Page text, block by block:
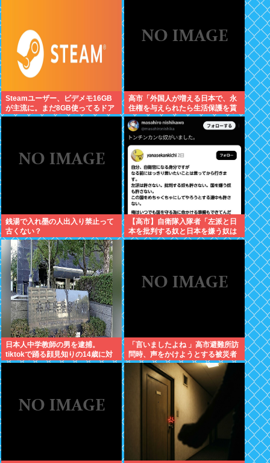
Steamユーザー、ビデメモ16GB
が主流に。まだ8GB使ってるドア
ホの嫌儲民は反省文書いてね。
高市「外国人が増える日本で、永
住権を与えられたら生活保護を貰
うなんて人が増えては困る。日本
人以上の水準の人のみ許可しま
す」
銭湯で入れ墨の人出入り禁止って
古くない？
【高市】自衛隊入隊者「左派と日
本を批判する奴と日本を嫌う奴は
許さない。俺はいつでも国守る為
日本人中学教師の男を逮捕。
tiktokで踊る顔見知りの14歳に対
し「全部見えるように。下も見せ
「言いましたよね 」高市避難所訪
問時、声をかけようとする被災者
を威圧する謎のハゲガードマンが